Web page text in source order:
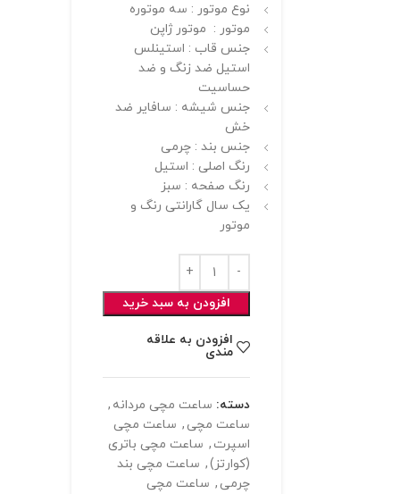
نوع موتور : سه موتوره
موتور : موتور ژاپن
جنس قاب : استینلس
استیل ضد زنگ و ضد
حساسیت
جنس شیشه : سافایر ضد
خش
جنس بند : چرمی
رنگ اصلی : استیل
رنگ صفحه : سبز
یک سال گارانتی رنگ و
موتور
افزودن به سبد خرید
افزودن به علاقه
مندی
دسته: ساعت مچی مردانه ,
ساعت مچی , ساعت مچی
اسپرت , ساعت مچی باتری
(کوارتز), ساعت مچی بند
چرمی , ساعت مچی